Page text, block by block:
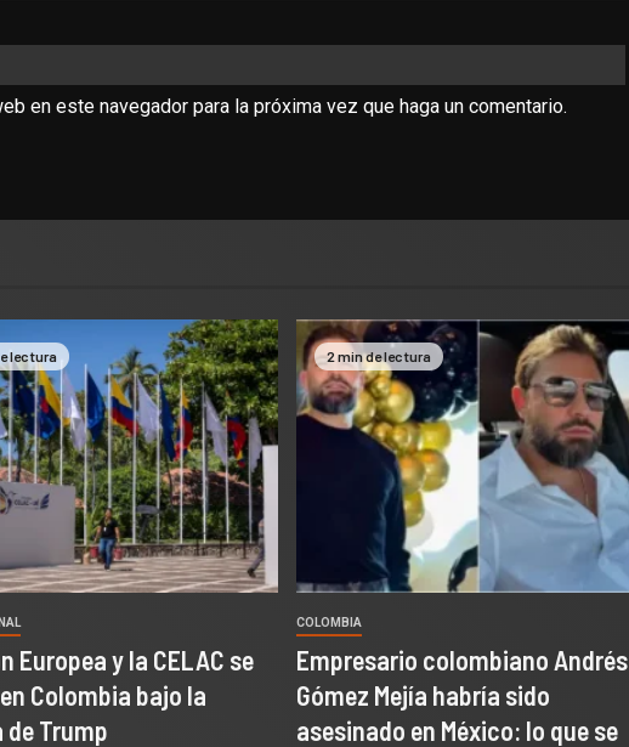
en este navegador para la próxima vez que haga un comentario.
lectura
Europea y la CELAC se
Colombia bajo la
de Trump
2 min de lectura
COLOMBIA
Empresario colombiano Andrés
Gómez Mejía habría sido
asesinado en México: lo que se